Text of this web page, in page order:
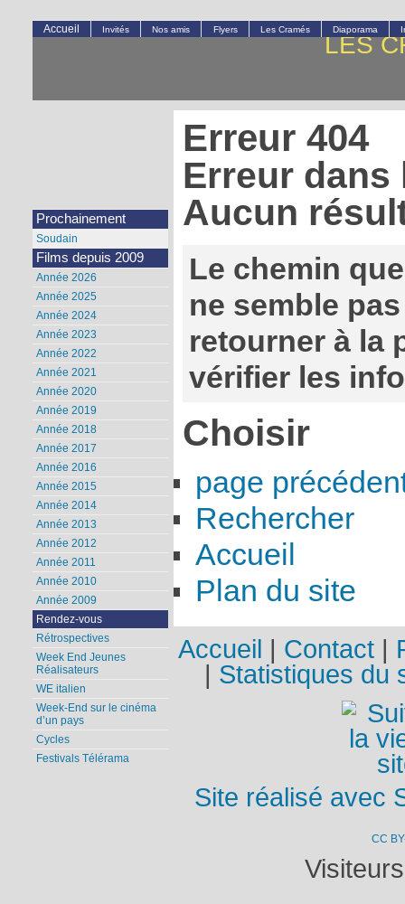
LES
Erreur 404
Erreur dans
Aucun
Le chemin
ne semble
retourner à la
vérifier les
Choisir
page
Rechercher
Accueil
Plan du site
Accueil Invités Nos amis Flyers Les Cramés Diaporama
Prochainement
Soudain
Films depuis 2009
Année 2026
Année 2025
Année 2024
Année 2023
Année 2022
Année 2021
Année 2020
Année 2019
Année 2018
Année 2017
Année 2016
Année 2015
Année 2014
Année 2013
Année 2012
Année 2011
Année 2010
Année 2009
Rendez-vous
Rétrospectives
Week End Jeunes
Réalisateurs
WE italien
Week-End sur le cinéma
d’un pays
Cycles
Festivals Télérama
Accueil | Contact |
| Statistiques du
Site réalisé avec
CC